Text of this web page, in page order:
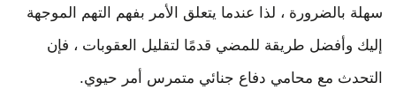
سهلة بالضرورة ، لذا عندما يتعلق الأمر بفهم التهم الموجهة
إليك وأفضل طريقة للمضي قدمًا لتقليل العقوبات ، فإن
التحدث مع محامي دفاع جنائي متمرس أمر حيوي.